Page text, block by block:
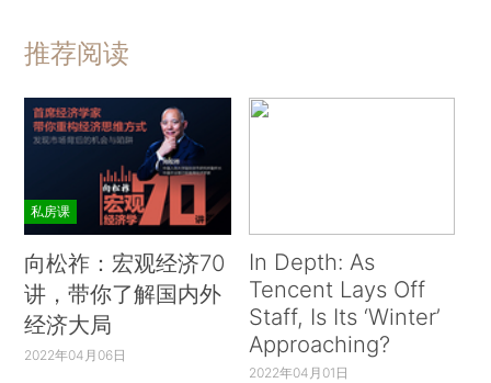
推荐阅读
私房课
向松祚：宏观经济70
讲，带你了解国内外
经济大局
2022年04月06日
In Depth: As
Tencent Lays Off
Staff, Is Its ‘Winter’
Approaching?
2022年04月01日